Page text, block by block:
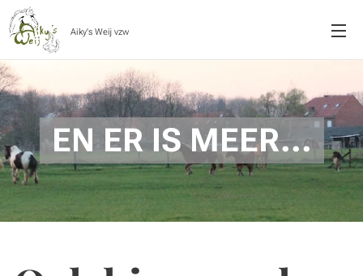
Aiky's Weij vzw
EN ER IS MEER...